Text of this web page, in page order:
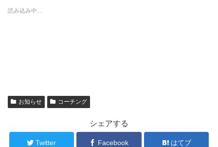
読み込み中…
お知らせ コーチング
シェアする
Twitter Facebook はてブ